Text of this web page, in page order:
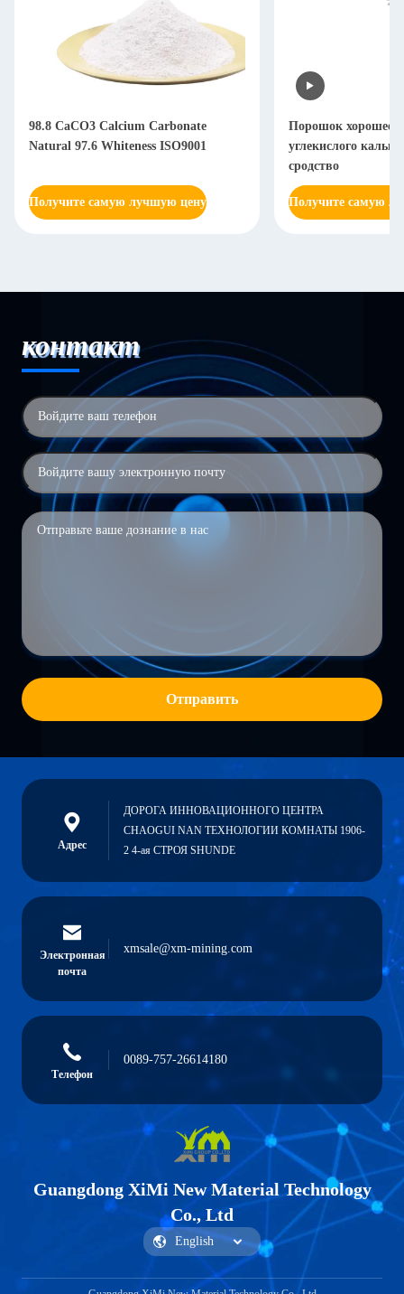
98.8 CaCO3 Calcium Carbonate
Natural 97.6 Whiteness ISO9001
Получите самую лучшую цену
Порошок хорошее
углекислого
сродство
Получите самую
контакт
Отправить
Адрес
ДОРОГА ИННОВАЦИОННОГО ЦЕНТРА
CHAOGUI NAN ТЕХНОЛОГИИ КОМНАТЫ 1906-
2 4-ая СТРОЯ SHUNDE
Электронная
почта
xmsale@xm-mining.com
Телефон
0089-757-26614180
Guangdong XiMi New Material Technology
Co., Ltd